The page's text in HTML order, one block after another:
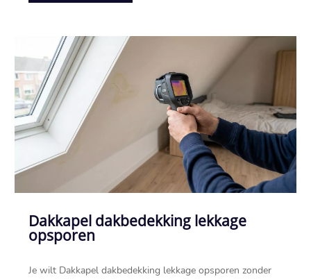
Dakkapel dakbedekking lekkage
opsporen
Je wilt Dakkapel dakbedekking lekkage opsporen zonder